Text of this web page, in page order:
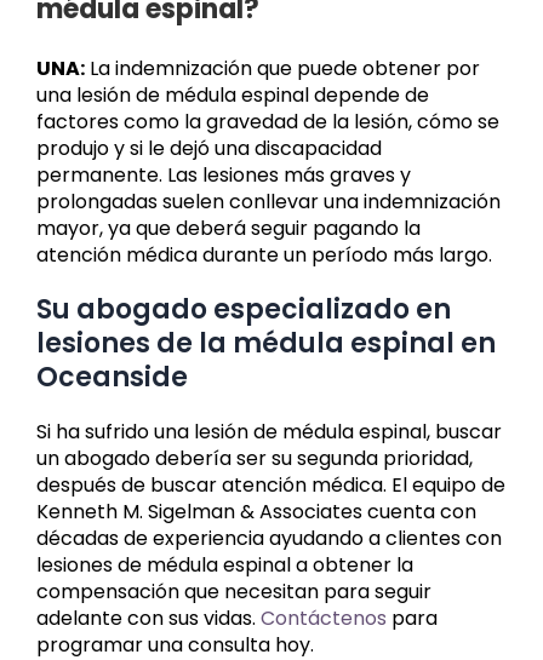
médula espinal?
UNA: La indemnización que puede obtener por
una lesión de médula espinal depende de
factores como la gravedad de la lesión, cómo se
produjo y si le dejó una discapacidad
permanente. Las lesiones más graves y
prolongadas suelen conllevar una indemnización
mayor, ya que deberá seguir pagando la
atención médica durante un período más largo.
Su abogado especializado en
lesiones de la médula espinal en
Oceanside
Si ha sufrido una lesión de médula espinal, buscar
un abogado debería ser su segunda prioridad,
después de buscar atención médica. El equipo de
Kenneth M. Sigelman & Associates cuenta con
décadas de experiencia ayudando a clientes con
lesiones de médula espinal a obtener la
compensación que necesitan para seguir
adelante con sus vidas. Contáctenos para
programar una consulta hoy.